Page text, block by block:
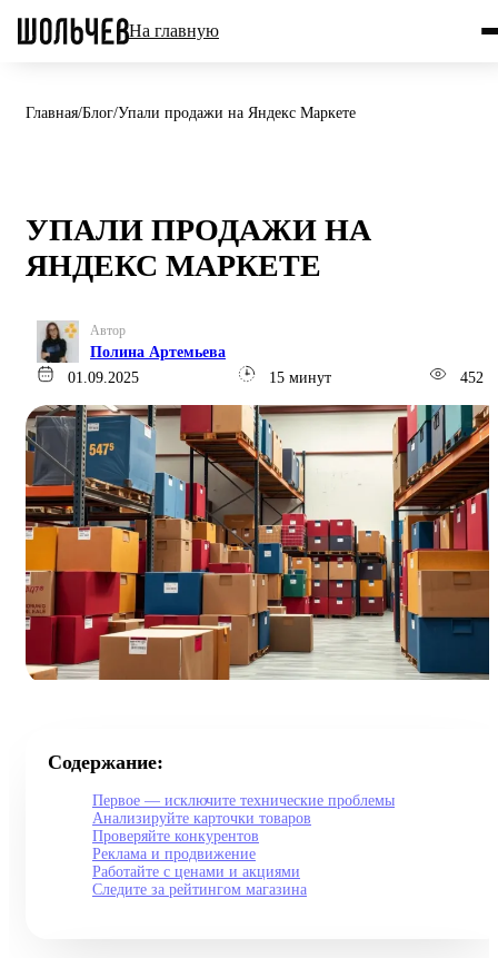
На главную
Главная/Блог/Упали продажи на Яндекс Маркете
УПАЛИ ПРОДАЖИ НА
ЯНДЕКС МАРКЕТЕ
Автор
Полина Артемьева
01.09.2025
15 минут 452
Содержание:
Первое — исключите технические проблемы
Анализируйте карточки товаров
Проверяйте конкурентов
Реклама и продвижение
Работайте с ценами и акциями
Следите за рейтингом магазина